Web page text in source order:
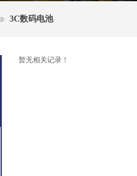
⊙ 3C数码电池
暂无相关记录！